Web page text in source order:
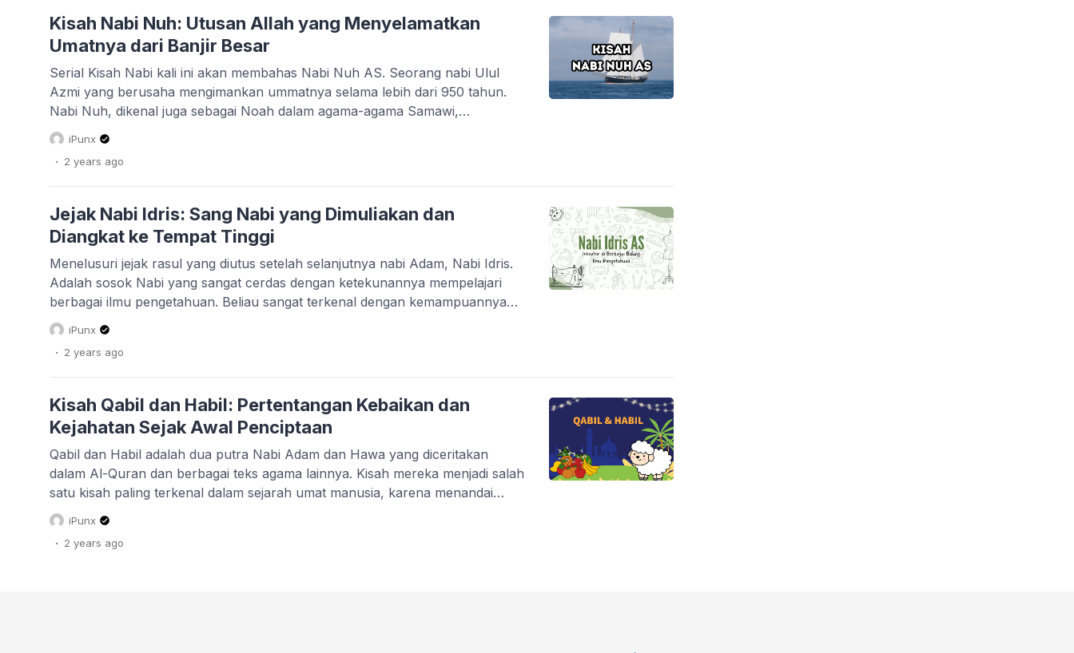
Kisah Nabi Nuh: Utusan Allah yang Menyelamatkan
Umatnya dari Banjir Besar
Serial Kisah Nabi kali ini akan membahas Nabi Nuh AS. Seorang nabi Ulul
Azmi yang berusaha mengimankan ummatnya selama lebih dari 950 tahun.
Nabi Nuh, dikenal juga sebagai Noah dalam agama-agama Samawi,
merupakan salah satu nabi dan rasul penting dalam sejarah manusia. Kisah
beliau dikisahkan dalam berbagai kitab suci, termasuk Al-Qur’an, Injil, dan
Taurat, dan […]
iPunx
. 2 years ago
Jejak Nabi Idris: Sang Nabi yang Dimuliakan dan
Diangkat ke Tempat Tinggi
Menelusuri jejak rasul yang diutus setelah selanjutnya nabi Adam, Nabi Idris.
Adalah sosok Nabi yang sangat cerdas dengan ketekunannya mempelajari
berbagai ilmu pengetahuan. Beliau sangat terkenal dengan kemampuannya
sebagai manusia pertama yang membuat pakaian indah. Nabi Idris, sang nabi
yang namanya terukir dalam Al-Quran, menyimpan kisah luar biasa yang
patut diteladani. Beliau merupakan nabi kedua […]
iPunx
. 2 years ago
Kisah Qabil dan Habil: Pertentangan Kebaikan dan
Kejahatan Sejak Awal Penciptaan
Qabil dan Habil adalah dua putra Nabi Adam dan Hawa yang diceritakan
dalam Al-Quran dan berbagai teks agama lainnya. Kisah mereka menjadi salah
satu kisah paling terkenal dalam sejarah umat manusia, karena menandai
peristiwa pembunuhan pertama di bumi. Dalam kisah ini sarat dengan
pelajaran moral dan menjadi pengingat tentang bahaya iri hati, dengki, dan
ketidaktaatan […]
iPunx
. 2 years ago